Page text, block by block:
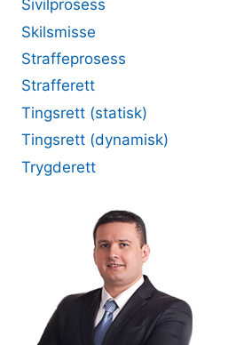
Sivilprosess
Skilsmisse
Straffeprosess
Strafferett
Tingsrett (statisk)
Tingsrett (dynamisk)
Trygderett